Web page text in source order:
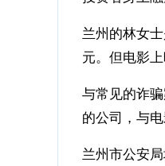
兰州的林女
元。但电影
与常见的诈
的公司，与
兰州市公安